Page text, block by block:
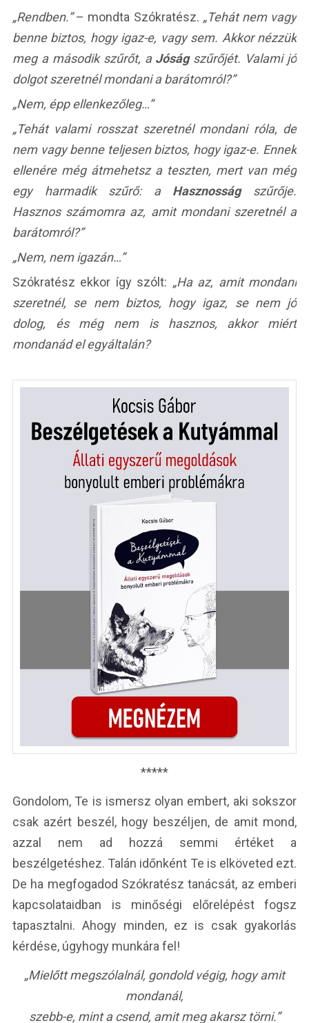
„Rendben.”– mondta Szókratész. „Tehát nem vagy
benne biztos, hogy igaz-e, vagy sem. Akkor nézzük
meg a második szűrőt, a Jóságszűrőjét. Valami jó
dolgot szeretnél mondani a barátomról?”
„Nem, épp ellenkezőleg…”
„Tehát valami rosszat szeretnél mondani róla, de
nem vagy benne teljesen biztos, hogy igaz-e. Ennek
ellenére még átmehetsz a teszten, mert van még
egy harmadik szűrő: a Hasznosságszűrője.
Hasznos számomra az, amit mondani szeretnél a
barátomról?”
„Nem, nem igazán…”
Szókratész ekkor így szólt: „Ha az, amit mondani
szeretnél, se nem biztos, hogy igaz, se nem jó
dolog, és még nem is hasznos, akkor miért
mondanád el egyáltalán?
*****
Gondolom, Te is ismersz olyan embert, aki sokszor
csak azért beszél, hogy beszéljen, de amit mond,
azzal nem ad hozzá semmi értéket a
beszélgetéshez. Talán időnként Te is elköveted ezt.
De ha megfogadod Szókratész tanácsát, az emberi
kapcsolataidban is minőségi előrelépést fogsz
tapasztalni. Ahogy minden, ez is csak gyakorlás
kérdése, úgyhogy munkára fel!
„Mielőtt megszólalnál, gondold végig, hogy amit
mondanál,
szebb-e, mint a csend, amit meg akarsz törni.”